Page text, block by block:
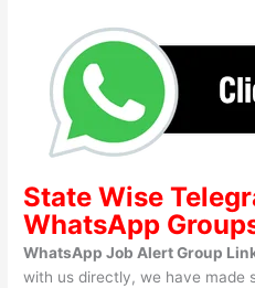
State Wise
WhatsApp
WhatsApp Job Alert Group
with us directly, we have made